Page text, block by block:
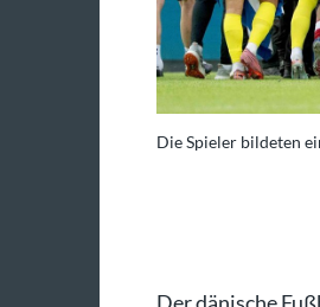
Die Spieler bildeten